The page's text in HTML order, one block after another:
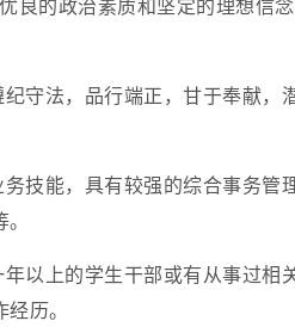
良的政治素质和坚定的理想信
守法，品行端正，甘于奉献，
技能，具有较强的综合事务管
以上的学生干部或有从事过相
历。